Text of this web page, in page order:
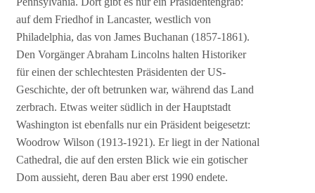
auf dem Friedhof in Lancaster, westlich von
Philadelphia, das von James Buchanan (1857-1861).
Den Vorgänger Abraham Lincolns halten Historiker
für einen der schlechtesten Präsidenten der US-
Geschichte, der oft betrunken war, während das Land
zerbrach. Etwas weiter südlich in der Hauptstadt
Washington ist ebenfalls nur ein Präsident beigesetzt:
Woodrow Wilson (1913-1921). Er liegt in der National
Cathedral, die auf den ersten Blick wie ein gotischer
Dom aussieht, deren Bau aber erst 1990 endete.